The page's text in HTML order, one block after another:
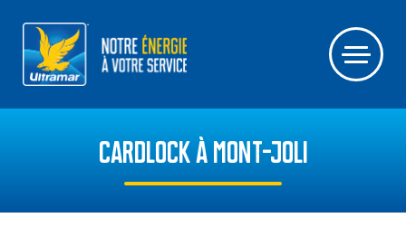
CARDLOCK À MONT-JOLI